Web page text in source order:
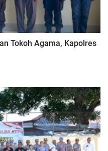
Tokoh Agama, Kapolres